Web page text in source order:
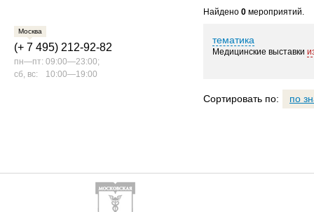
Москва
(+ 7 495) 212-92-82
пн—пт: 09:00—23:00;
сб, вс:
10:00—19:00
Найдено 0 мероприятий.
тематика
Медицинские выставки
Сортировать по: по